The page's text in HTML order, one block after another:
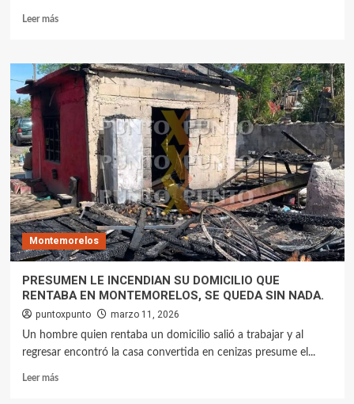
Leer más
Montemorelos
PRESUMEN LE INCENDIAN SU DOMICILIO QUE
RENTABA EN MONTEMORELOS, SE QUEDA SIN NADA.
puntoxpunto marzo 11, 2026
Un hombre quien rentaba un domicilio salió a trabajar y al
regresar encontró la casa convertida en cenizas presume el...
Leer más